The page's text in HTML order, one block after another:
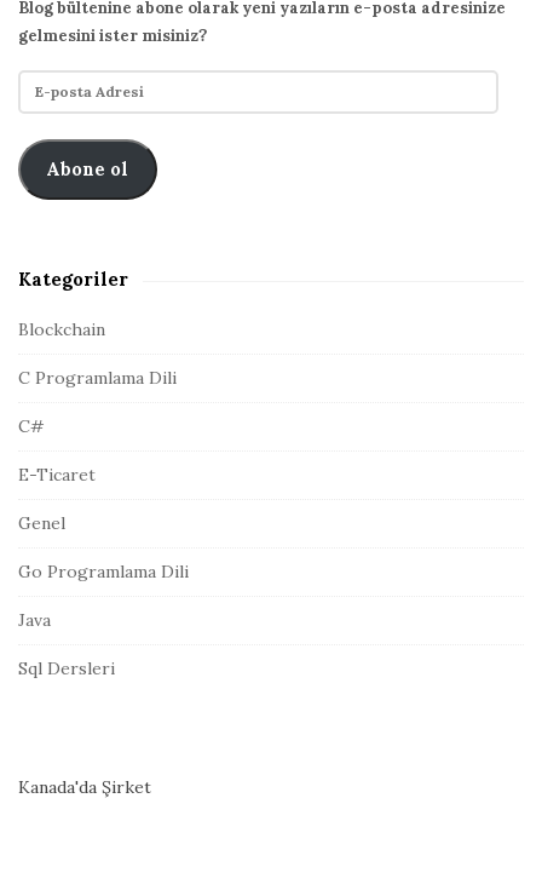
S
i
d
e
b
a
h
r
Blog bültenine abone olarak yeni yazıların e-posta adresinize
gelmesini ister misiniz?
E
-
o
s
A
r
s
Abone ol
Kategoriler
Blockchain
C Programlama Dili
C#
E-Ticaret
Genel
Go Programlama Dili
Java
Sql Dersleri
Kanada'da Şirket